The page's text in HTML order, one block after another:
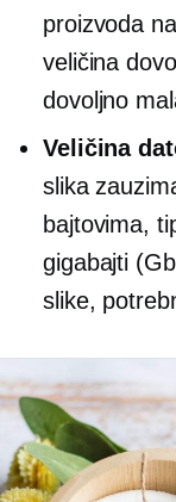
proizvoda
veličina
dovoljno
Veličina
slika
bajtovima,
gigabajti
slike,